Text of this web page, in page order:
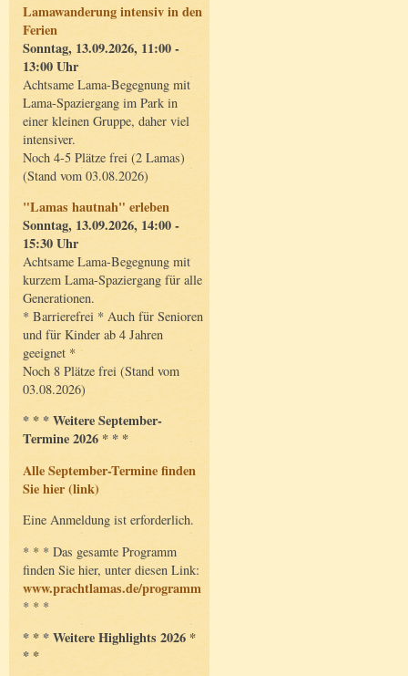
Lamawanderung intensiv in den
Ferien
Sonntag, 13.09.2026, 11:00 -
13:00 Uhr
Achtsame Lama-Begegnung mit
Lama-Spaziergang im Park in
einer kleinen Gruppe, daher viel
intensiver.
Noch 4-5 Plätze frei (2 Lamas)
(Stand vom 03.08.2026)
"Lamas hautnah" erleben
Sonntag, 13.09.2026, 14:00 -
15:30 Uhr
Achtsame Lama-Begegnung mit
kurzem Lama-Spaziergang für alle
Generationen.
* Barrierefrei * Auch für Senioren
und für Kinder ab 4 Jahren
geeignet *
Noch 8 Plätze frei (Stand vom
03.08.2026)
* * * Weitere September-
Termine 2026 * * *
Alle September-Termine finden
Sie hier (link)
Eine Anmeldung ist erforderlich.
* * * Das gesamte Programm
finden Sie hier, unter diesen Link:
www.prachtlamas.de/programm
* * *
* * * Weitere Highlights 2026 *
* *